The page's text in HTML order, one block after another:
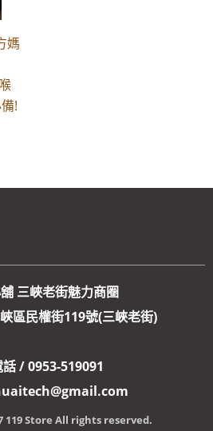
媽
!
三峽老街魅力商圈
區民權街119號(三峽老街)
/ 0953-519091
119 Store All rights reserved.